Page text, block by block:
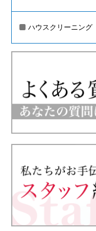
ハウスクリーニング